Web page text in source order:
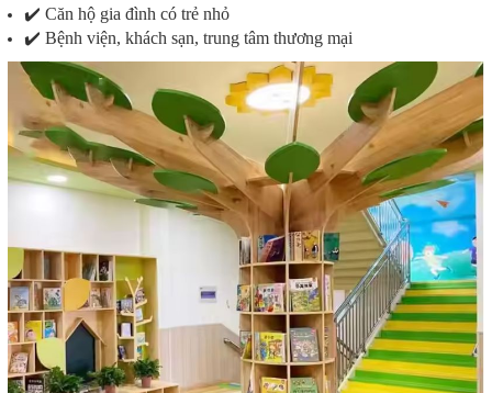
✔️ Căn hộ gia đình có trẻ nhỏ
✔️ Bệnh viện, khách sạn, trung tâm thương mại